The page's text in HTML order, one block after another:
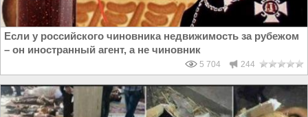
Если у российского чиновника недвижимость за рубежом
– он иностранный агент, а не чиновник
5 704 244